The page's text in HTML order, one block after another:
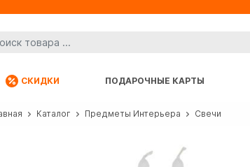
СКИДКИ ПОДАРОЧНЫЕ КАРТЫ
Каталог Предметы Интерьера Свечи